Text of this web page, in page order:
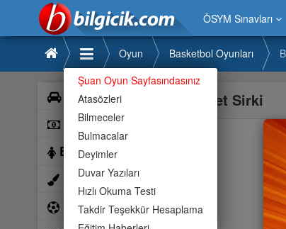
ÖSYM Sınavları
Şuan Oyun Sayfasındasınız
Atasözleri
Bilmeceler
Bulmacalar
Deyimler
Duvar Yazıları
Hızlı Okuma Testi
Takdir Teşekkür Hesaplama
Oyun Basketbol Oyunları
Araba
Bilardo
Barbie
Boyama
Futbol
Basket Sirki